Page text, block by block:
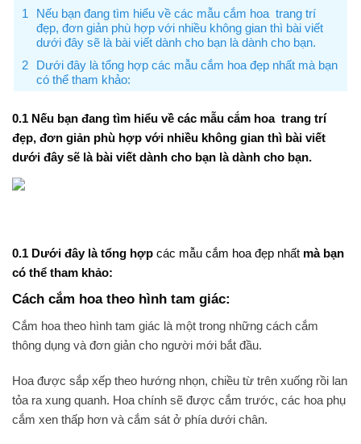
Nếu bạn đang tìm hiểu về các mẫu cắm hoa trang trí
đẹp, đơn giản phù hợp với nhiều không gian thì bài viết
dưới đây sẽ là bài viết dành cho bạn là dành cho bạn.
Dưới đây là tổng hợp các mẫu cắm hoa đẹp nhất mà bạn
có thể tham khảo:
Nếu bạn đang tìm hiểu về các mẫu cắm hoa trang trí
đẹp, đơn giản phù hợp với nhiều không gian thì bài viết
dưới đây sẽ là bài viết dành cho bạn là dành cho bạn.
Dưới đây là tổng hợp các mẫu cắm hoa đẹp nhất mà bạn
có thể tham khảo:
Cách cắm hoa theo hình tam giác:
Cắm hoa theo hình tam giác là một trong những cách cắm
thông dụng và đơn giản cho người mới bắt đầu.
Hoa được sắp xếp theo hướng nhọn, chiều từ trên xuống rồi lan
tỏa ra xung quanh. Hoa chính sẽ được cắm trước, các hoa phụ
cắm xen thấp hơn và cắm sát ở phía dưới chân.